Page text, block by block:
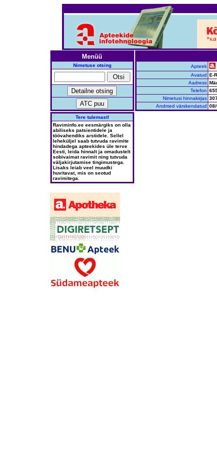
Menüü
Nimetuse otsing
Tere tulemast!
Raviminfo.ee eesmärgiks on olla
abiliseks patsientidele ja
töövahendiks arstidele. Sellel
leheküljel saab tutvuda ravimite
hindadega apteekides üle terve
Eesti, leida hinnalt ja omadustelt
sobivaimat ravimit ning tutvuda
väljakirjutamise tingimustega.
Lisaks leiab veel muudki
huvitavat, mis on seotud
ravimitega.
Apteek
Avatud E-
Aadress
Telefon
Nimetusi hinnakirjas
Andmed värskendatud